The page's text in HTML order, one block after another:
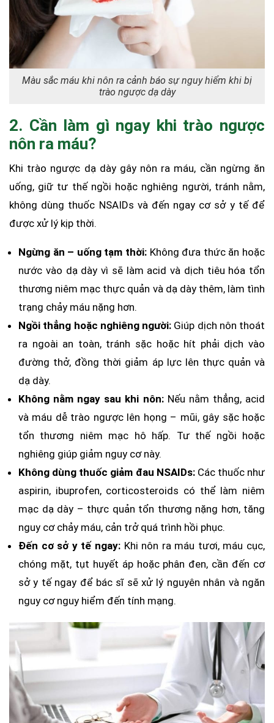
Màu sắc máu khi nôn ra cảnh báo sự nguy hiểm khi bị
trào ngược dạ dày
2. Cần làm gì ngay khi trào ngược
nôn ra máu?
Khi trào ngược dạ dày gây nôn ra máu, cần ngừng ăn
uống, giữ tư thế ngồi hoặc nghiêng người, tránh nằm,
không dùng thuốc NSAIDs và đến ngay cơ sở y tế để
được xử lý kịp thời.
Ngừng ăn – uống tạm thời: Không đưa thức ăn hoặc
nước vào dạ dày vì sẽ làm acid và dịch tiêu hóa tổn
thương niêm mạc thực quản và dạ dày thêm, làm tình
trạng chảy máu nặng hơn.
Ngồi thẳng hoặc nghiêng người: Giúp dịch nôn thoát
ra ngoài an toàn, tránh sặc hoặc hít phải dịch vào
đường thở, đồng thời giảm áp lực lên thực quản và
dạ dày.
Không nằm ngay sau khi nôn:Nếu nằm thẳng, acid
và máu dễ trào ngược lên họng – mũi, gây sặc hoặc
tổn thương niêm mạc hô hấp. Tư thế ngồi hoặc
nghiêng giúp giảm nguy cơ này.
Không dùng thuốc giảm đau NSAIDs:Các thuốc như
aspirin, ibuprofen, corticosteroids có thể làm niêm
mạc dạ dày – thực quản tổn thương nặng hơn, tăng
nguy cơ chảy máu, cản trở quá trình hồi phục.
Đến cơ sở y tế ngay:Khi nôn ra máu tươi, máu cục,
chóng mặt, tụt huyết áp hoặc phân đen, cần đến cơ
sở y tế ngay để bác sĩ sẽ xử lý nguyên nhân và ngăn
nguy cơ nguy hiểm đến tính mạng.